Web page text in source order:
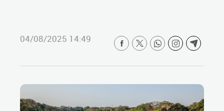
04/08/2025 14:49